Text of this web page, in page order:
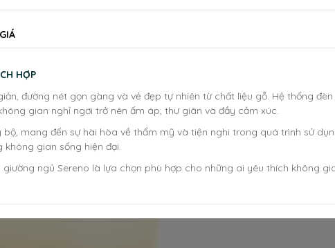
HỢP
đường nét gọn gàng và vẻ đẹp tự nhiên từ chất liệu gỗ. Hệ thống
gian nghỉ ngơi trở nên ấm áp, thư giãn và đầy cảm xúc.
mang đến sự hài hòa về thẩm mỹ và tiện nghi trong quá trình sử
gian sống hiện đại.
ngủ Sereno là lựa chọn phù hợp cho những ai yêu thích không